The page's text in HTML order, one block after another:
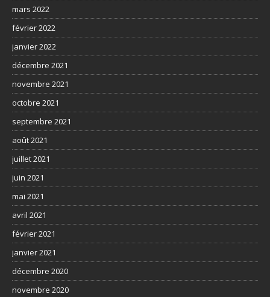
mars 2022
février 2022
janvier 2022
décembre 2021
novembre 2021
octobre 2021
septembre 2021
août 2021
juillet 2021
juin 2021
mai 2021
avril 2021
février 2021
janvier 2021
décembre 2020
novembre 2020